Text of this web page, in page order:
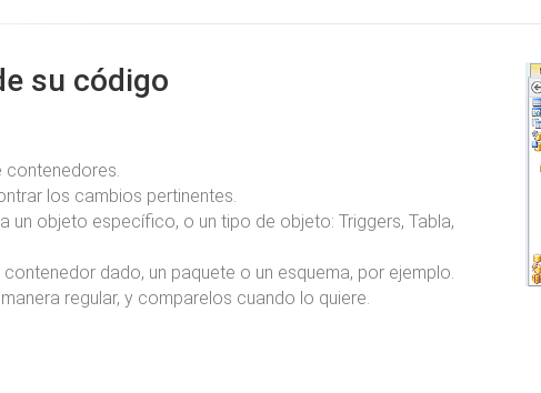
su código
contenedores.
los cambios pertinentes.
un objeto específico, o un tipo de objeto: Triggers, Tabla,
dado, un paquete o un esquema, por ejemplo.
regular, y comparelos cuando lo quiere.